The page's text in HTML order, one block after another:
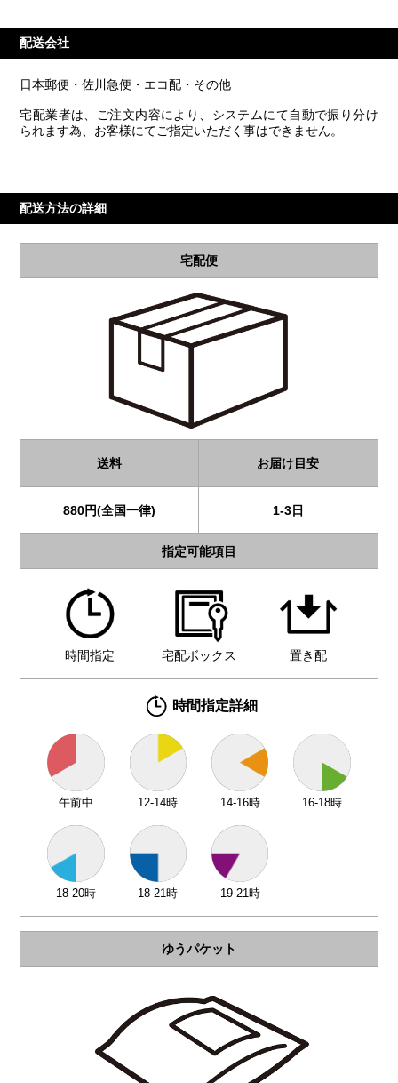
配送会社
日本郵便・佐川急便・エコ配・その他
宅配業者は、ご注文内容により、システムにて自動で振り分け
られます為、お客様にてご指定いただく事はできません。
配送方法の詳細
宅配便
送料
880円(全国一律)
お届け目安
1-3日
指定可能項目
時間指定 宅配ボックス 置き配
時間指定詳細
午前中 12-14時 14-16時 16-18時
18-20時 18-21時 19-21時
ゆうパケット